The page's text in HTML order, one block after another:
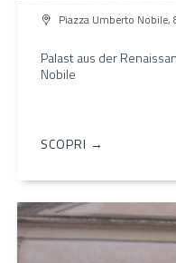
Piazza Umberto Nobile,
Palast aus der
Nobile
SCOPRI →